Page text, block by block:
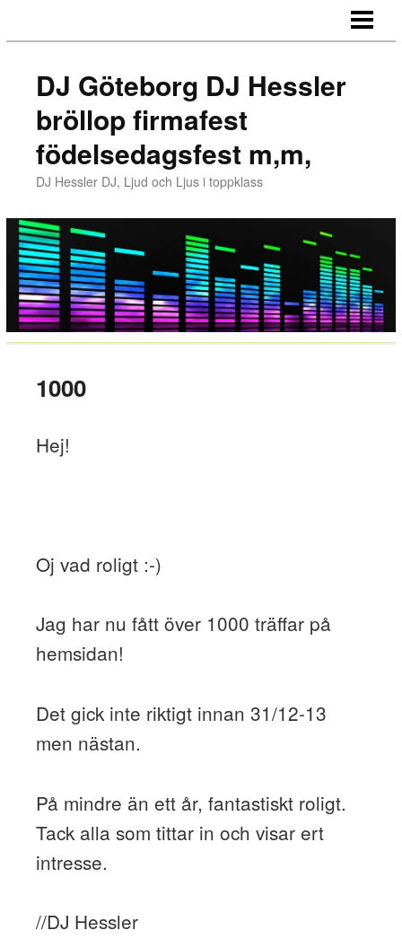
MUSIKEN
MUSIK
MEDIA
PRISER
KONTAKT
LÄNKAR
DJ Göteborg DJ Hessler
bröllop firmafest
födelsedagsfest m,m,
DJ Hessler DJ, Ljud och Ljus i toppklass
1000
Hej!
Oj vad roligt :-)
Jag har nu fått över 1000 träffar på
hemsidan!
Det gick inte riktigt innan 31/12-13
men nästan.
På mindre än ett år, fantastiskt roligt.
Tack alla som tittar in och visar ert
intresse.
//DJ Hessler